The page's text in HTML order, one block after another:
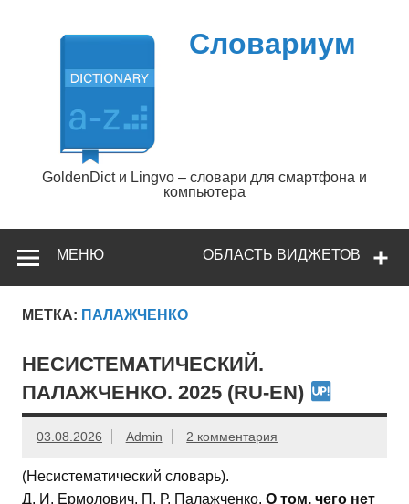
содержимому
Словариум
GoldenDict и Lingvo – словари для смартфона и
компьютера
ОБЛАСТЬ ВИДЖЕТОВ
МЕНЮ
МЕТКА: ПАЛАЖЧЕНКО
НЕСИСТЕМАТИЧЕСКИЙ.
ПАЛАЖЧЕНКО. 2025 (RU-EN)
03.08.2026 Admin 2 комментария
(Несистематический словарь).
Д. И. Ермолович, П. Р. Палажченко. О том, чего нет